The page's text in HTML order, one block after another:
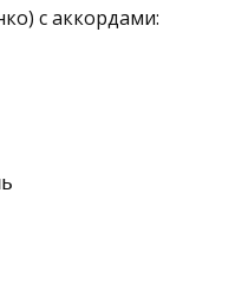
с аккордами: